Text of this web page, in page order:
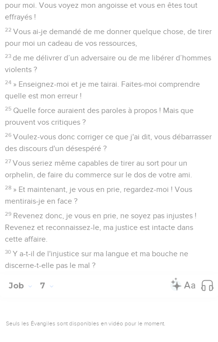
pour moi. Vous voyez mon angoisse et vous en êtes tout
effrayés !
22 Vous ai-je demandé de me donner quelque chose, de tirer
pour moi un cadeau de vos ressources,
23 de me délivrer d’un adversaire ou de me libérer d’hommes
violents ?
24 » Enseignez-moi et je me tairai. Faites-moi comprendre
quelle est mon erreur !
25 Quelle force auraient des paroles à propos ! Mais que
prouvent vos critiques ?
26 Voulez-vous donc corriger ce que j'ai dit, vous débarrasser
des discours d'un désespéré ?
27 Vous seriez même capables de tirer au sort pour un
orphelin, de faire du commerce sur le dos de votre ami.
28 » Et maintenant, je vous en prie, regardez-moi ! Vous
mentirais-je en face ?
29 Revenez donc, je vous en prie, ne soyez pas injustes !
Revenez et reconnaissez-le, ma justice est intacte dans
cette affaire.
30 Y a-t-il de l'injustice sur ma langue et ma bouche ne
discerne-t-elle pas le mal ?
Job 7
Seuls les Évangiles sont disponibles en vidéo pour le moment.